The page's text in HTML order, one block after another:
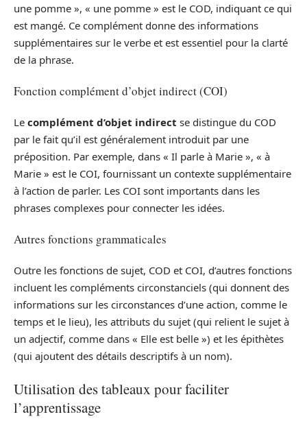
une pomme », « une pomme » est le COD, indiquant ce qui
est mangé. Ce complément donne des informations
supplémentaires sur le verbe et est essentiel pour la clarté
de la phrase.
Fonction complément d’objet indirect (COI)
Le complément d’objet indirect se distingue du COD
par le fait qu’il est généralement introduit par une
préposition. Par exemple, dans « Il parle à Marie », « à
Marie » est le COI, fournissant un contexte supplémentaire
à l’action de parler. Les COI sont importants dans les
phrases complexes pour connecter les idées.
Autres fonctions grammaticales
Outre les fonctions de sujet, COD et COI, d’autres fonctions
incluent les compléments circonstanciels (qui donnent des
informations sur les circonstances d’une action, comme le
temps et le lieu), les attributs du sujet (qui relient le sujet à
un adjectif, comme dans « Elle est belle ») et les épithètes
(qui ajoutent des détails descriptifs à un nom).
Utilisation des tableaux pour faciliter
l’apprentissage